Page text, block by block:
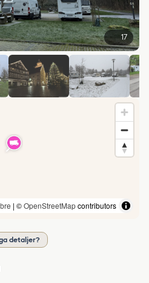
17
| ©OpenStreetMapcontributors
detaljer?